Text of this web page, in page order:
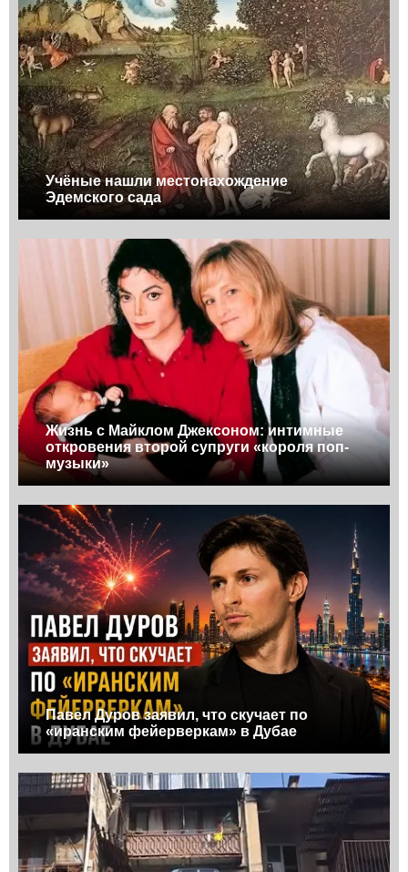
Учёные нашли местонахождение
Эдемского сада
Жизнь с Майклом Джексоном: интимные
откровения второй супруги «короля поп-
музыки»
Павел Дуров заявил, что скучает по
«иранским фейерверкам» в Дубае